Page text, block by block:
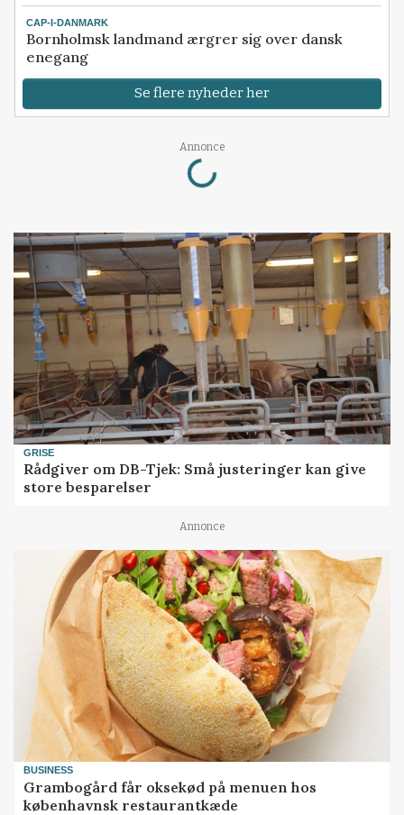
CAP-I-DANMARK
Bornholmsk landmand ærgrer sig over dansk
enegang
Se flere nyheder her
Annonce
Loading...
GRISE
Rådgiver om DB-Tjek: Små justeringer kan give
store besparelser
Annonce
BUSINESS
Grambogård får oksekød på menuen hos
københavnsk restaurantkæde